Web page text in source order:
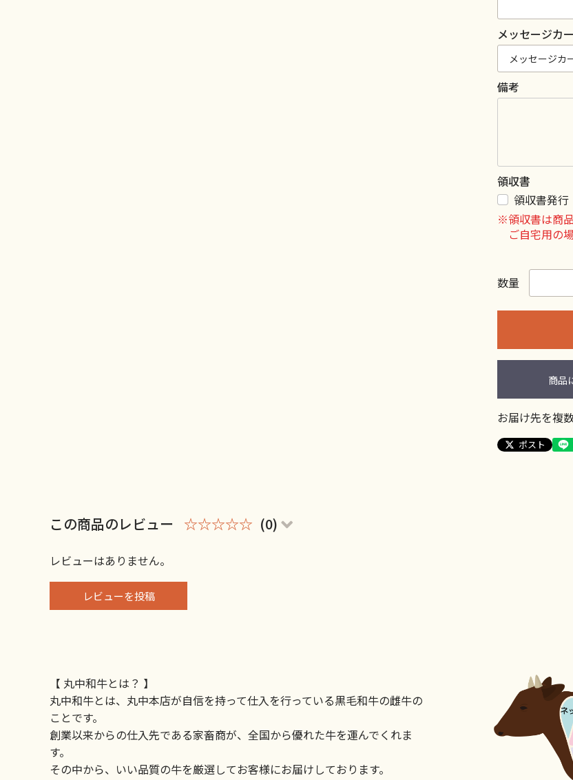
メッセージカ
備考
領収書
領収書発行
※領収書は商
ご自宅用の
数量
商品
お届け先を複
ポスト
この商品のレビュー ☆☆☆☆☆ (0)
レビューはありません。
レビューを投稿
【 丸中和牛とは？ 】
丸中和牛とは、丸中本店が自信を持って仕入を行っている黒毛和牛の雌牛の
ことです。
創業以来からの仕入先である家畜商が、全国から優れた牛を運んでくれま
す。
その中から、いい品質の牛を厳選してお客様にお届けしております。